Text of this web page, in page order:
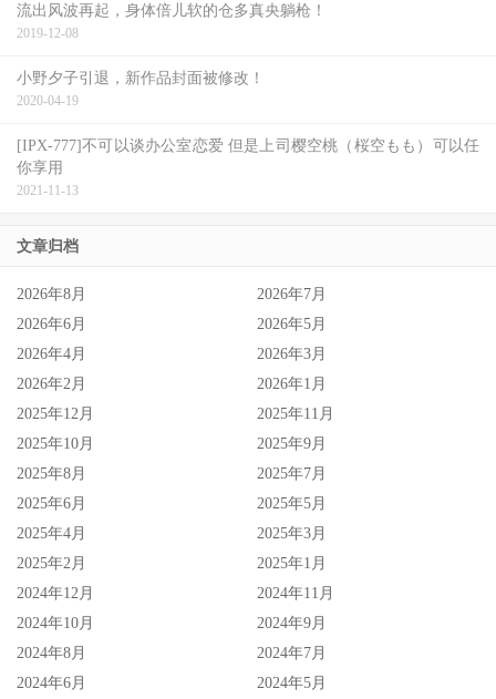
流出风波再起，身体倍儿软的仓多真央躺枪！
2019-12-08
小野夕子引退，新作品封面被修改！
2020-04-19
[IPX-777]不可以谈办公室恋爱 但是上司樱空桃（桜空もも）可以任
你享用
2021-11-13
文章归档
2026年8月
2026年7月
2026年6月
2026年5月
2026年4月
2026年3月
2026年2月
2026年1月
2025年12月
2025年11月
2025年10月
2025年9月
2025年8月
2025年7月
2025年6月
2025年5月
2025年4月
2025年3月
2025年2月
2025年1月
2024年12月
2024年11月
2024年10月
2024年9月
2024年8月
2024年7月
2024年6月
2024年5月